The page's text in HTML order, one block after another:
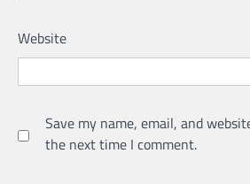
Website
Save my name, email, and
the next time I comment.